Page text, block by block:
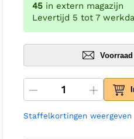
45 in extern magazijn
Levertijd 5 tot 7
Staffelkortingen weergeven